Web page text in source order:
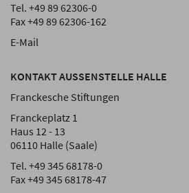
Tel. +49 89 62306-0
Fax +49 89 62306-162
E-Mail
KONTAKT AUSSENSTELLE HALLE
Franckesche Stiftungen
Franckeplatz 1
Haus 12 - 13
06110 Halle (Saale)
Tel. +49 345 68178-0
Fax +49 345 68178-47